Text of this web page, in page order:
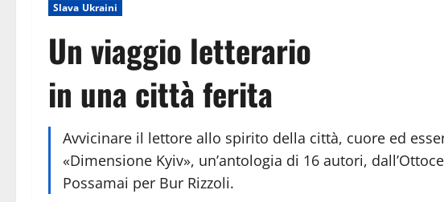
Slava Ukraini
Un viaggio letterario
in una città ferita
Avvicinare il lettore allo spirito della città, cuore ed
«Dimensione Kyiv», un’antologia di 16 autori,
Possamai per Bur Rizzoli.